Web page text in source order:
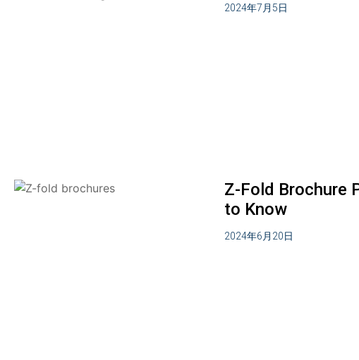
2024年7月5日
Z-Fold Brochure
to Know
2024年6月20日